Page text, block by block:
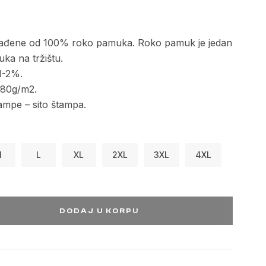
od 100% roko pamuka. Roko pamuk je jedan
na tržištu.
2%.
m2.
– sito štampa.
L XL 2XL 3XL 4XL
DODAJ U KORPU